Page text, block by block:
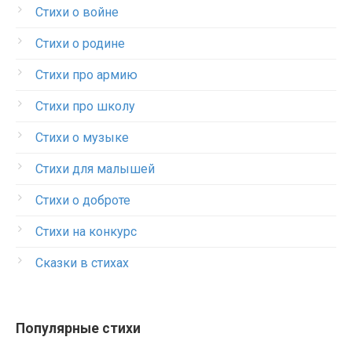
Стихи о войне
Стихи о родине
Стихи про армию
Стихи про школу
Стихи о музыке
Стихи для малышей
Стихи о доброте
Стихи на конкурс
Сказки в стихах
Популярные стихи